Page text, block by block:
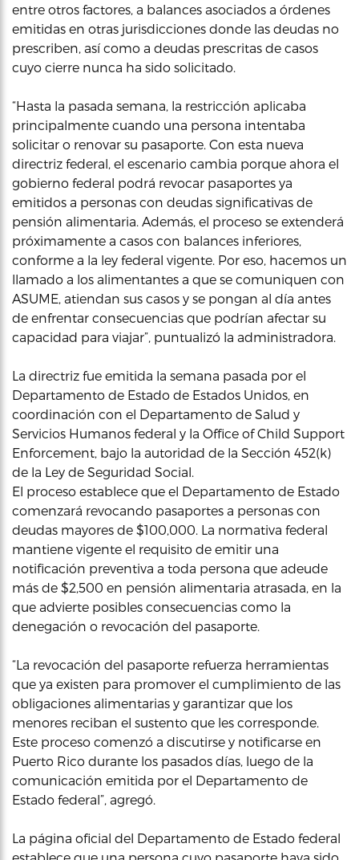
entre otros factores, a balances asociados a órdenes
emitidas en otras jurisdicciones donde las deudas no
prescriben, así como a deudas prescritas de casos
cuyo cierre nunca ha sido solicitado.
“Hasta la pasada semana, la restricción aplicaba
principalmente cuando una persona intentaba
solicitar o renovar su pasaporte. Con esta nueva
directriz federal, el escenario cambia porque ahora el
gobierno federal podrá revocar pasaportes ya
emitidos a personas con deudas significativas de
pensión alimentaria. Además, el proceso se extenderá
próximamente a casos con balances inferiores,
conforme a la ley federal vigente. Por eso, hacemos un
llamado a los alimentantes a que se comuniquen con
ASUME, atiendan sus casos y se pongan al día antes
de enfrentar consecuencias que podrían afectar su
capacidad para viajar”, puntualizó la administradora.
La directriz fue emitida la semana pasada por el
Departamento de Estado de Estados Unidos, en
coordinación con el Departamento de Salud y
Servicios Humanos federal y la Office of Child Support
Enforcement, bajo la autoridad de la Sección 452(k)
de la Ley de Seguridad Social.
El proceso establece que el Departamento de Estado
comenzará revocando pasaportes a personas con
deudas mayores de $100,000. La normativa federal
mantiene vigente el requisito de emitir una
notificación preventiva a toda persona que adeude
más de $2,500 en pensión alimentaria atrasada, en la
que advierte posibles consecuencias como la
denegación o revocación del pasaporte.
“La revocación del pasaporte refuerza herramientas
que ya existen para promover el cumplimiento de las
obligaciones alimentarias y garantizar que los
menores reciban el sustento que les corresponde.
Este proceso comenzó a discutirse y notificarse en
Puerto Rico durante los pasados días, luego de la
comunicación emitida por el Departamento de
Estado federal”, agregó.
La página oficial del Departamento de Estado federal